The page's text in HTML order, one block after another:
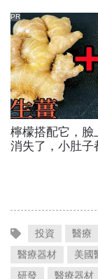
檸檬搭配它，臉
消失了，小肚子
PR
投資 醫療
醫療器材
美國
研發
醫療器材